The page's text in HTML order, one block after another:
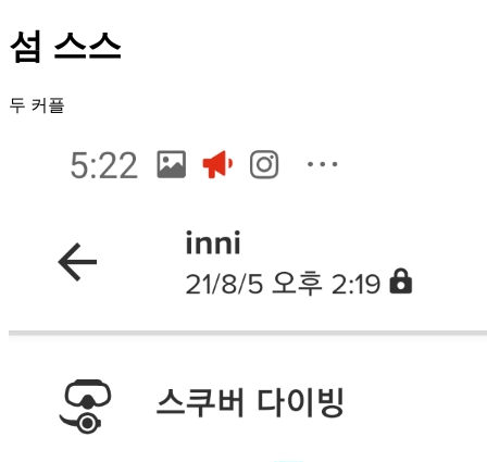
섬 스스
두 커플